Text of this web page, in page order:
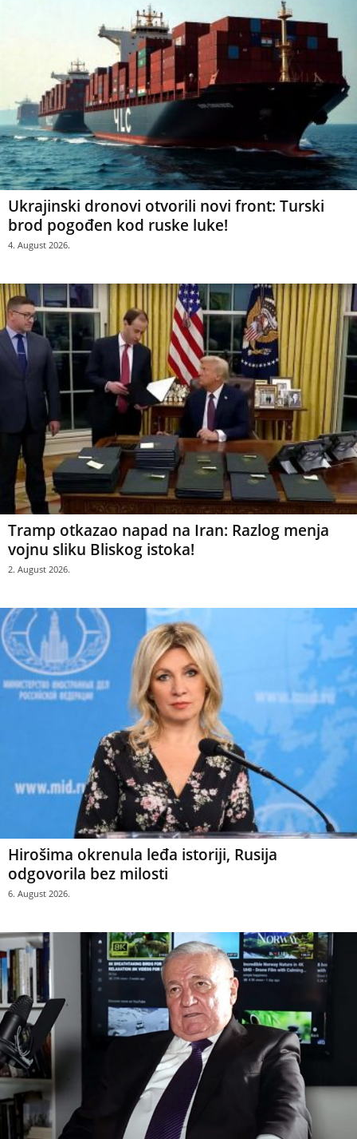
Ukrajinski dronovi otvorili novi front: Turski
brod pogođen kod ruske luke!
4. August 2026.
Tramp otkazao napad na Iran: Razlog menja
vojnu sliku Bliskog istoka!
2. August 2026.
Hirošima okrenula leđa istoriji, Rusija
odgovorila bez milosti
6. August 2026.